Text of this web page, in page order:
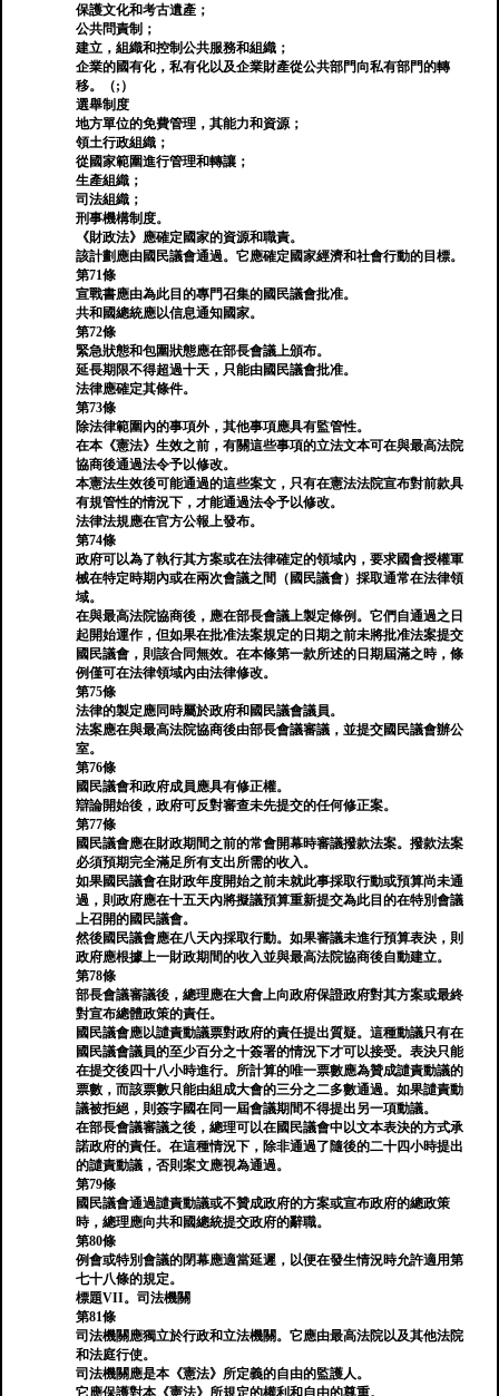
保護文化和考古遺產；
公共問責制；
建立，組織和控制公共服務和組織；
企業的國有化，私有化以及企業財產從公共部門向私有部門的轉
移。（;）
選舉制度
地方單位的免費管理，其能力和資源；
領土行政組織；
從國家範圍進行管理和轉讓；
生產組織；
司法組織；
刑事機構制度。
《財政法》應確定國家的資源和職責。
該計劃應由國民議會通過。它應確定國家經濟和社會行動的目標。
第71條
宣戰書應由為此目的專門召集的國民議會批准。
共和國總統應以信息通知國家。
第72條
緊急狀態和包圍狀態應在部長會議上頒布。
延長期限不得超過十天，只能由國民議會批准。
法律應確定其條件。
第73條
除法律範圍內的事項外，其他事項應具有監管性。
在本《憲法》生效之前，有關這些事項的立法文本可在與最高法院
協商後通過法令予以修改。
本憲法生效後可能通過的這些案文，只有在憲法法院宣布對前款具
有規管性的情況下，才能通過法令予以修改。
法律法規應在官方公報上發布。
第74條
政府可以為了執行其方案或在法律確定的領域內，要求國會授權軍
械在特定時期內或在兩次會議之間（國民議會）採取通常在法律領
域。
在與最高法院協商後，應在部長會議上製定條例。它們自通過之日
起開始運作，但如果在批准法案規定的日期之前未將批准法案提交
國民議會，則該合同無效。在本條第一款所述的日期屆滿之時，條
例僅可在法律領域內由法律修改。
第75條
法律的製定應同時屬於政府和國民議會議員。
法案應在與最高法院協商後由部長會議審議，並提交國民議會辦公
室。
第76條
國民議會和政府成員應具有修正權。
辯論開始後，政府可反對審查未先提交的任何修正案。
第77條
國民議會應在財政期間之前的常會開幕時審議撥款法案。撥款法案
必須預期完全滿足所有支出所需的收入。
如果國民議會在財政年度開始之前未就此事採取行動或預算尚未通
過，則政府應在十五天內將擬議預算重新提交為此目的在特別會議
上召開的國民議會。
然後國民議會應在八天內採取行動。如果審議未進行預算表決，則
政府應根據上一財政期間的收入並與最高法院協商後自動建立。
第78條
部長會議審議後，總理應在大會上向政府保證政府對其方案或最終
對宣布總體政策的責任。
國民議會應以譴責動議票對政府的責任提出質疑。這種動議只有在
國民議會議員的至少百分之十簽署的情況下才可以接受。表決只能
在提交後四十八小時進行。所計算的唯一票數應為贊成譴責動議的
票數，而該票數只能由組成大會的三分之二多數通過。如果譴責動
議被拒絕，則簽字國在同一屆會議期間不得提出另一項動議。
在部長會議審議之後，總理可以在國民議會中以文本表決的方式承
諾政府的責任。在這種情況下，除非通過了隨後的二十四小時提出
的譴責動議，否則案文應視為通過。
第79條
國民議會通過譴責動議或不贊成政府的方案或宣布政府的總政策
時，總理應向共和國總統提交政府的辭職。
第80條
例會或特別會議的閉幕應適當延遲，以便在發生情況時允許適用第
七十八條的規定。
標題VII。司法機關
第81條
司法機關應獨立於行政和立法機關。它應由最高法院以及其他法院
和法庭行使。
司法機關應是本《憲法》所定義的自由的監護人。
它應保護對本《憲法》所規定的權利和自由的尊重。